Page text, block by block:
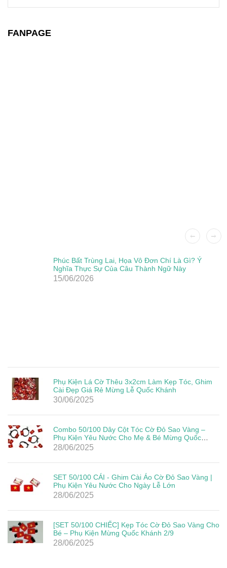
FANPAGE
Phúc Bất Trùng Lai, Họa Vô Đơn Chí Là Gì? Ý
Nghĩa Thực Sự Của Câu Thành Ngữ Này
15/06/2026
Phụ Kiện Lá Cờ Thêu 3x2cm Làm Kẹp Tóc, Ghim
Cài Đẹp Giá Rẻ Mừng Lễ Quốc Khánh
30/06/2025
Combo 50/100 Dây Cột Tóc Cờ Đỏ Sao Vàng –
Phụ Kiện Yêu Nước Cho Mẹ & Bé Mừng Quốc
Khánh 2/9
28/06/2025
SET 50/100 CÁI - Ghim Cài Áo Cờ Đỏ Sao Vàng |
Phụ Kiện Yêu Nước Cho Ngày Lễ Lớn
28/06/2025
[SET 50/100 CHIẾC] Kẹp Tóc Cờ Đỏ Sao Vàng Cho
Bé – Phụ Kiện Mừng Quốc Khánh 2/9
28/06/2025